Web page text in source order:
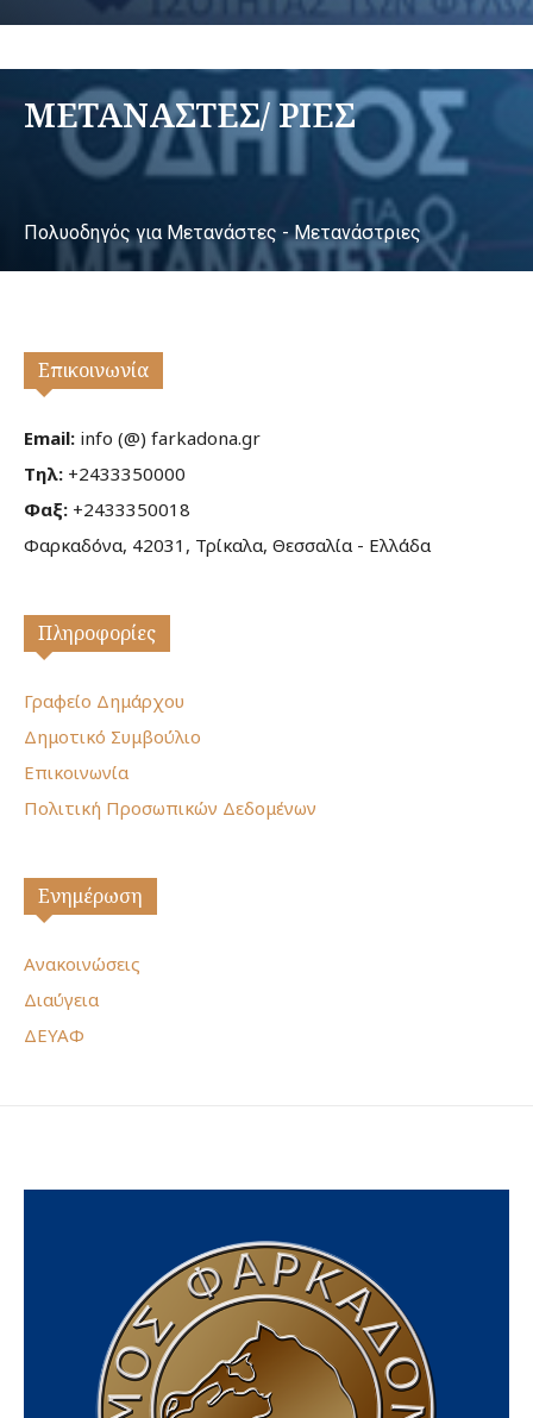
ΜΕΤΑΝΑΣΤΕΣ/ ΡΙΕΣ
Πολυοδηγός για Μετανάστες - Μετανάστριες
Επικοινωνία
Email: info (@) farkadona.gr
Τηλ: +2433350000
Φαξ: +2433350018
Φαρκαδόνα, 42031, Τρίκαλα, Θεσσαλία - Ελλάδα
Πληροφορίες
Γραφείο Δημάρχου
Δημοτικό Συμβούλιο
Επικοινωνία
Πολιτική Προσωπικών Δεδομένων
Ενημέρωση
Ανακοινώσεις
Διαύγεια
ΔΕΥΑΦ